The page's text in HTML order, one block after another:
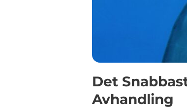
Det
Avhandling